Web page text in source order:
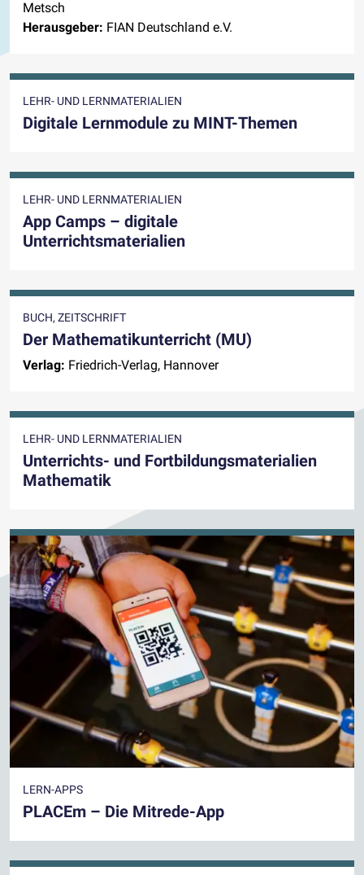
Metsch
Herausgeber: FIAN Deutschland e.V.
LEHR- UND LERNMATERIALIEN
Digitale Lernmodule zu MINT-Themen
LEHR- UND LERNMATERIALIEN
App Camps – digitale
Unterrichtsmaterialien
BUCH, ZEITSCHRIFT
Der Mathematikunterricht (MU)
Verlag: Friedrich-Verlag, Hannover
LEHR- UND LERNMATERIALIEN
Unterrichts- und Fortbildungsmaterialien
Mathematik
LERN-APPS
PLACEm – Die Mitrede-App